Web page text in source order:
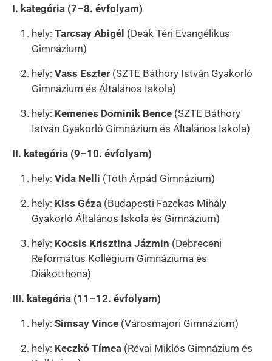
I. kategória (7–8. évfolyam)
hely: Tarcsay Abigél (Deák Téri Evangélikus
Gimnázium)
hely: Vass Eszter (SZTE Báthory István Gyakorló
Gimnázium és Általános Iskola)
hely: Kemenes Dominik Bence (SZTE Báthory
István Gyakorló Gimnázium és Általános Iskola)
II. kategória (9–10. évfolyam)
hely: Vida Nelli (Tóth Árpád Gimnázium)
hely: Kiss Géza (Budapesti Fazekas Mihály
Gyakorló Általános Iskola és Gimnázium)
hely: Kocsis Krisztina Jázmin (Debreceni
Református Kollégium Gimnáziuma és
Diákotthona)
III. kategória (11–12. évfolyam)
hely: Simsay Vince (Városmajori Gimnázium)
hely: Keczkó Tímea (Révai Miklós Gimnázium és